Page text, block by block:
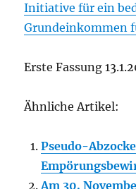
Initiative für ein
Grundeinkommen
Erste Fassung
Ähnliche Artikel:
Pseudo-
Am 30.